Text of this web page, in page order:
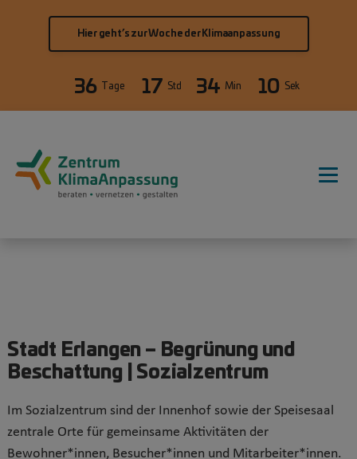
Hier geht’s zur Woche der Klimaanpassung
36 Tage 17 Std 34 Min 10 Sek
Stadt Erlangen – Begrünung und
Beschattung | Sozialzentrum
Im Sozialzentrum sind der Innenhof sowie der Speisesaal
zentrale Orte für gemeinsame Aktivitäten der
Bewohner*innen, Besucher*innen und Mitarbeiter*innen.